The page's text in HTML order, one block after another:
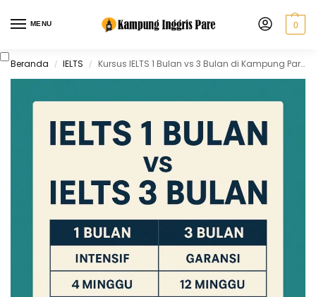
MENU 0
Beranda / IELTS / Kursus IELTS 1 Bulan vs 3 Bulan di Kampung Pare: Mana Pilihan Tepat?